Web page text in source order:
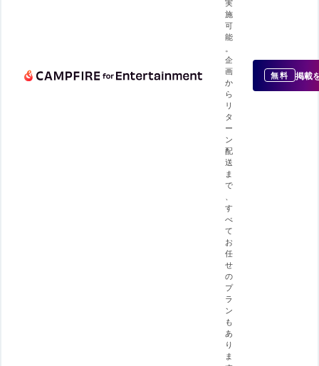
施
可
能
企
画
か
ら
リ
タ
ー
ン
配
送
ま
で
す
べ
て
お
任
せ
の
プ
ラ
ン
も
あ
り
ま
無料 掲載